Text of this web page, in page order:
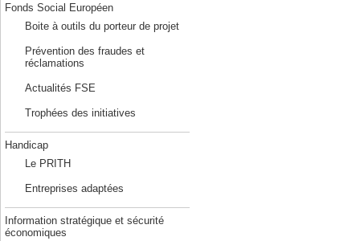
Fonds Social Européen
Boite à outils du porteur de projet
Prévention des fraudes et
réclamations
Actualités FSE
Trophées des initiatives
Handicap
Le PRITH
Entreprises adaptées
Information stratégique et sécurité
économiques